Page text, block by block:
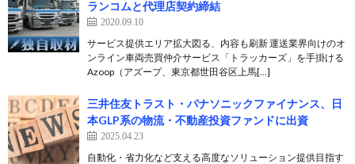
ランコムと代理店契約締結
2020.09.10
サービス提供エリア拡大図る、内容も刷新 運送業界向けのオ
ンライン車両売買仲介サービス「トラッカーズ」を手掛ける
Azoop（アズープ、東京都世田谷区上馬[…]
三井住友トラスト・パナソニックファイナンス、日
本GLP系の物流・不動産投資ファンドに出資
2025.04.23
自動化・省力化など支える高度なソリューション提供目指す